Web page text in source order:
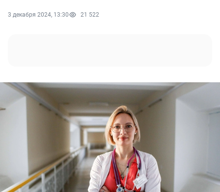
3 декабря 2024, 13:30 21 522